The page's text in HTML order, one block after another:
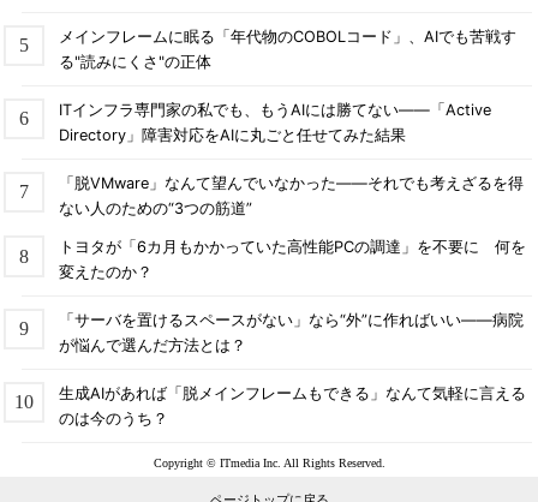
メインフレームに眠る「年代物のCOBOLコード」、AIでも苦戦す
る"読みにくさ"の正体
ITインフラ専門家の私でも、もうAIには勝てない――「Active
Directory」障害対応をAIに丸ごと任せてみた結果
「脱VMware」なんて望んでいなかった――それでも考えざるを得
ない人のための“3つの筋道”
トヨタが「6カ月もかかっていた高性能PCの調達」を不要に 何を
変えたのか？
「サーバを置けるスペースがない」なら“外”に作ればいい――病院
が悩んで選んだ方法とは？
生成AIがあれば「脱メインフレームもできる」なんて気軽に言える
のは今のうち？
Copyright © ITmedia Inc. All Rights Reserved.